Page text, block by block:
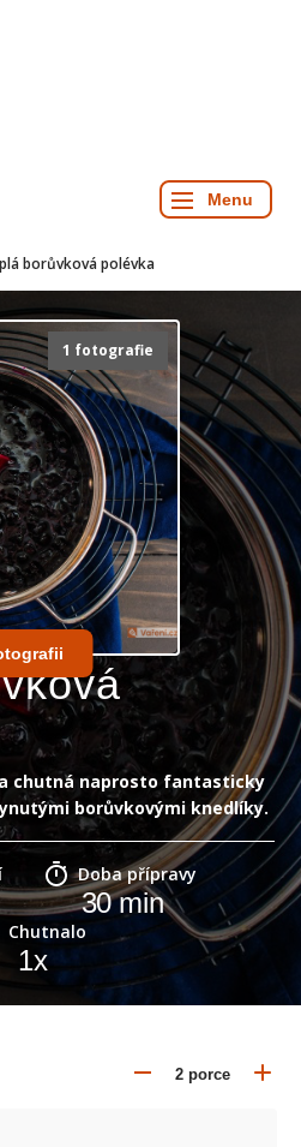
borůvková polévka
1 fotografie
chutná naprosto fantasticky
borůvkovými knedlíky.
Doba přípravy
30min
Chutnalo
1x